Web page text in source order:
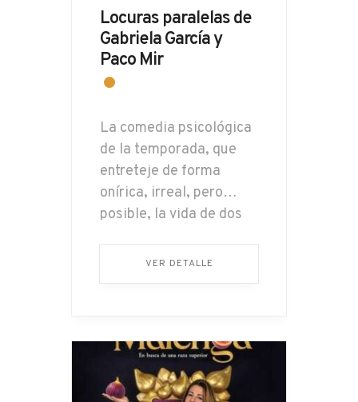
Locuras paralelas de
Gabriela García y
Paco Mir
La comedia psicológica
de la temporada, que
entreteje de forma
onírica, irreal, pero
posible, la vida de dos
Luz, por un lado; y, por
cruzan la… ...
VER DETALLE